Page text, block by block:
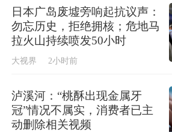
日本广岛废墟旁响起抗议声：
勿忘历史，拒绝拥核；危地马
拉火山持续喷发50小时
大视界 2小时前
泸溪河：“桃酥出现金属牙
冠”情况不属实，消费者已主
动删除相关视频